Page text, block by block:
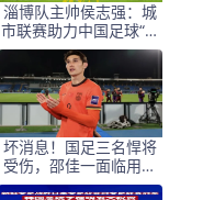
淄博队主帅侯志强：城
市联赛助力中国足球“基
础建设”｜专访
坏消息！国足三名悍将
受伤，邵佳一面临用人
荒，武磊也难出场